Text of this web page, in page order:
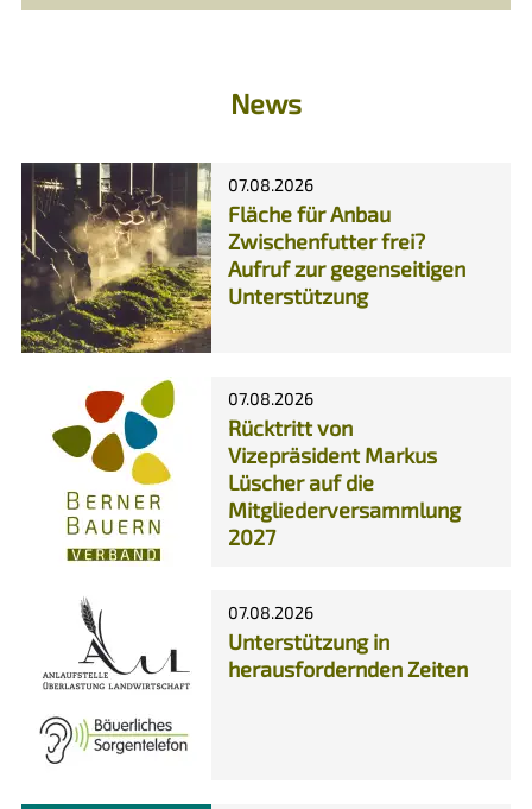
News
07.08.2026
Fläche für Anbau
Zwischenfutter frei?
Aufruf zur gegenseitigen
Unterstützung
07.08.2026
Rücktritt von
Vizepräsident Markus
Lüscher auf die
Mitgliederversammlung
2027
07.08.2026
Unterstützung in
herausfordernden Zeiten